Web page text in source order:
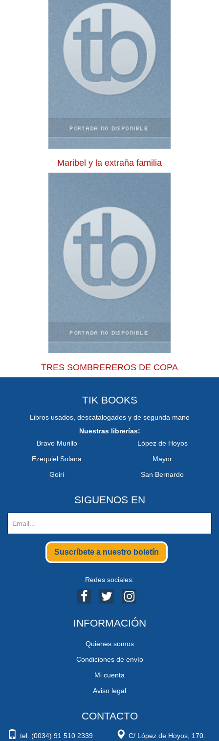
Maribel y la extraña familia
TRES SOMBREREROS DE COPA
TIK BOOKS
Libros usados, descatalogados y de segunda mano
Nuestras librerías:
Bravo Murillo
Ezequiel Solana
Goiri
López de Hoyos
Mayor
San Bernardo
SIGUENOS EN
Suscríbete a nuestro boletín
Redes sociales:
INFORMACIÓN
Quienes somos
Condiciones de envío
Mi cuenta
Aviso legal
CONTACTO
tel. (0034) 91 510 2339 C/ López de Hoyos, 170.